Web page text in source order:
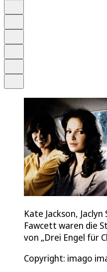
Kate Jackson,
Fawcett waren die
von „Drei Engel für
Copyright: imago